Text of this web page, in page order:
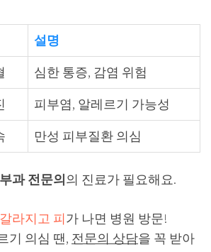
설명
심한 통증, 감염 위험
피부염, 알레르기 가능성
만성 피부질환 의심
과 전문의의 진료가 필요해요.
갈라지고 피가 나면 병원 방문!
기 의심 땐, 전문의 상담을 꼭 받아